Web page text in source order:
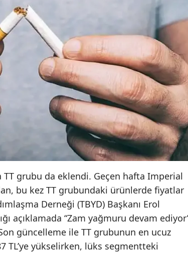
TT grubu da eklendi. Geçen hafta Imperial
bu kez TT grubundaki ürünlerde fiyatlar
Derneği (TBYD) Başkanı Erol
açıklamada “Zam yağmuru devam
güncelleme ile TT grubunun en ucuz
TL’ye yükselirken, lüks segmentteki